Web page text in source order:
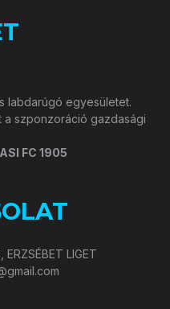
labdarúgó egyesületet.
a szponzoráció gazdasági
FC 1905
ERZSÉBET LIGET